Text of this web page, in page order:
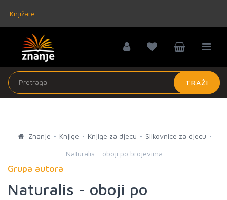
Knjižare
TRAŽI
Znanje Knjige Knjige za djecu Slikovnice za djecu
Naturalis - oboji po brojevima
Grupa autora
Naturalis - oboji po